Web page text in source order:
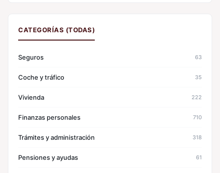
CATEGORÍAS (TODAS)
Seguros 63
Coche y tráfico 35
Vivienda 222
Finanzas personales 710
Trámites y administración 318
Pensiones y ayudas 61